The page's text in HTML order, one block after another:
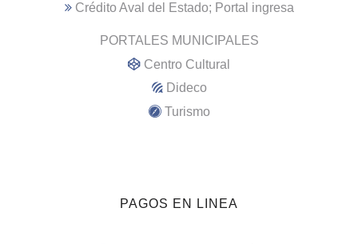
Crédito Aval del Estado; Portal ingresa
PORTALES MUNICIPALES
Centro Cultural
Dideco
Turismo
PAGOS EN LINEA